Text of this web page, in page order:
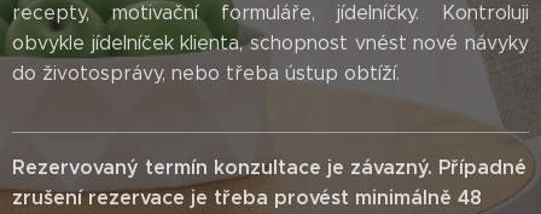
recepty, motivační formuláře, jídelníčky. Kontroluji
obvykle jídelníček klienta, schopnost vnést nové návyky
do životosprávy, nebo třeba ústup obtíží.
Rezervovaný termín konzultace je závazný. Případné
zrušení rezervace je třeba provést minimálně 48